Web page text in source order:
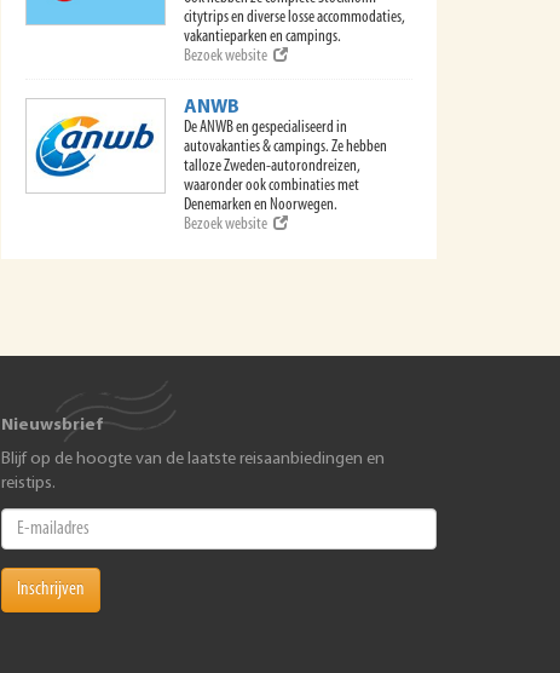
citytrips en diverse losse accommodaties,
vakantieparken en campings.
Bezoek website
ANWB
De ANWB en gespecialiseerd in
autovakanties & campings. Ze hebben
talloze Zweden-autorondreizen,
waaronder ook combinaties met
Denemarken en Noorwegen.
Bezoek website
Nieuwsbrief
Blijf op de hoogte van de laatste reisaanbiedingen en
reistips.
Inschrijven